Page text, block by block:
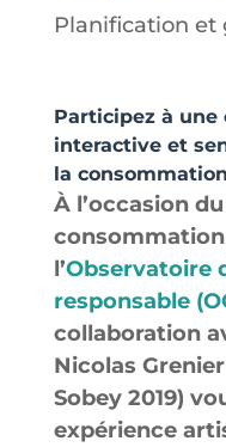
Planification et
Participez à
interactive et
la
À l’occasion
l’Observatoire
responsable
collaboration
Nicolas
Sobey 2019)
expérience